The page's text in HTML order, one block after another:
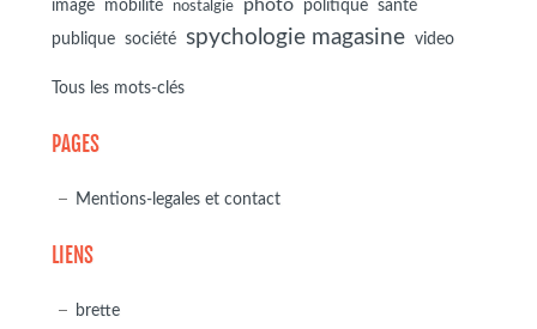
image mobilité nostalgie photo politique
santé
publique
société spychologie magasine video
Tous les mots-clés
PAGES
Mentions-legales et contact
LIENS
brette